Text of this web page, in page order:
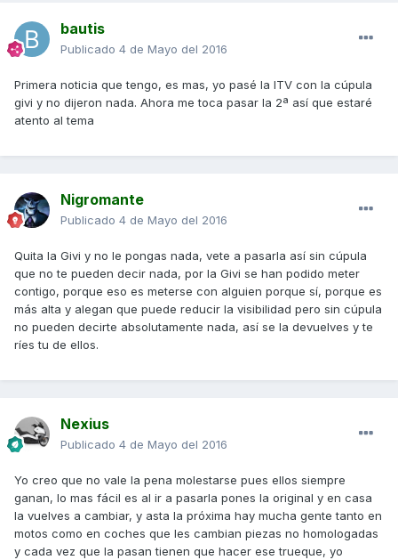
bautis
Publicado 4 de Mayo del 2016
Primera noticia que tengo, es mas, yo pasé la ITV con la cúpula
givi y no dijeron nada. Ahora me toca pasar la 2ª así que estaré
atento al tema
Nigromante
Publicado 4 de Mayo del 2016
Quita la Givi y no le pongas nada, vete a pasarla así sin cúpula
que no te pueden decir nada, por la Givi se han podido meter
contigo, porque eso es meterse con alguien porque sí, porque es
más alta y alegan que puede reducir la visibilidad pero sin cúpula
no pueden decirte absolutamente nada, así se la devuelves y te
ríes tu de ellos.
Nexius
Publicado 4 de Mayo del 2016
Yo creo que no vale la pena molestarse pues ellos siempre
ganan, lo mas fácil es al ir a pasarla pones la original y en casa
la vuelves a cambiar, y asta la próxima hay mucha gente tanto en
motos como en coches que les cambian piezas no homologadas
y cada vez que la pasan tienen que hacer ese trueque, yo